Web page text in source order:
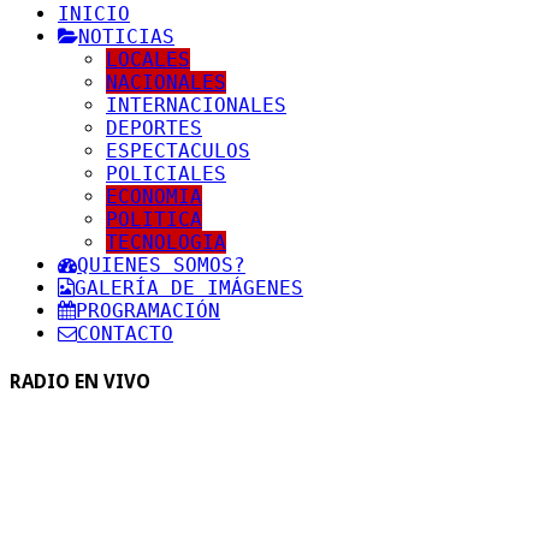
INICIO
NOTICIAS
LOCALES
NACIONALES
INTERNACIONALES
DEPORTES
ESPECTACULOS
POLICIALES
ECONOMIA
POLITICA
TECNOLOGIA
QUIENES SOMOS?
GALERÍA DE IMÁGENES
PROGRAMACIÓN
CONTACTO
RADIO EN VIVO